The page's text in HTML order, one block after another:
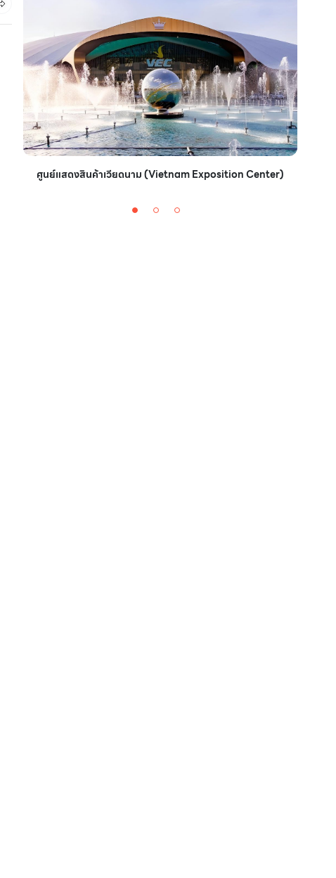
ศูนย์แสดงสินค้าเวียดนาม (Vietnam Exposition Center)